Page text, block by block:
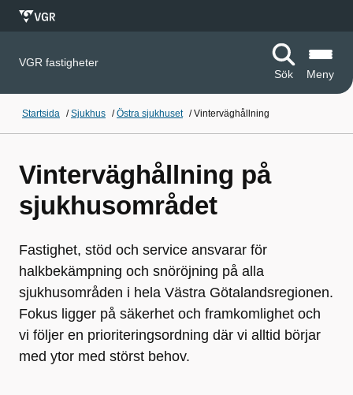
VGR fastigheter
Sök
Meny
Startsida /Sjukhus /Östra sjukhuset /Vinterväghållning
Vinterväghållning på
sjukhusområdet
Fastighet, stöd och service ansvarar för
halkbekämpning och snöröjning på alla
sjukhusområden i hela Västra Götalandsregionen.
Fokus ligger på säkerhet och framkomlighet och
vi följer en prioriteringsordning där vi alltid börjar
med ytor med störst behov.